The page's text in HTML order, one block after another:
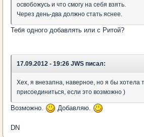
освобожусь и что смогу на себя взять.
Через день-два должно стать яснее.
Тебя одного добавлять или с Ритой?
17.09.2012 - 19:26 JWS писал:
Хех, я внезапна, наверное, но я бы хотела
присоединиться, если это возможно )
Возможно. Добавляю.
DN